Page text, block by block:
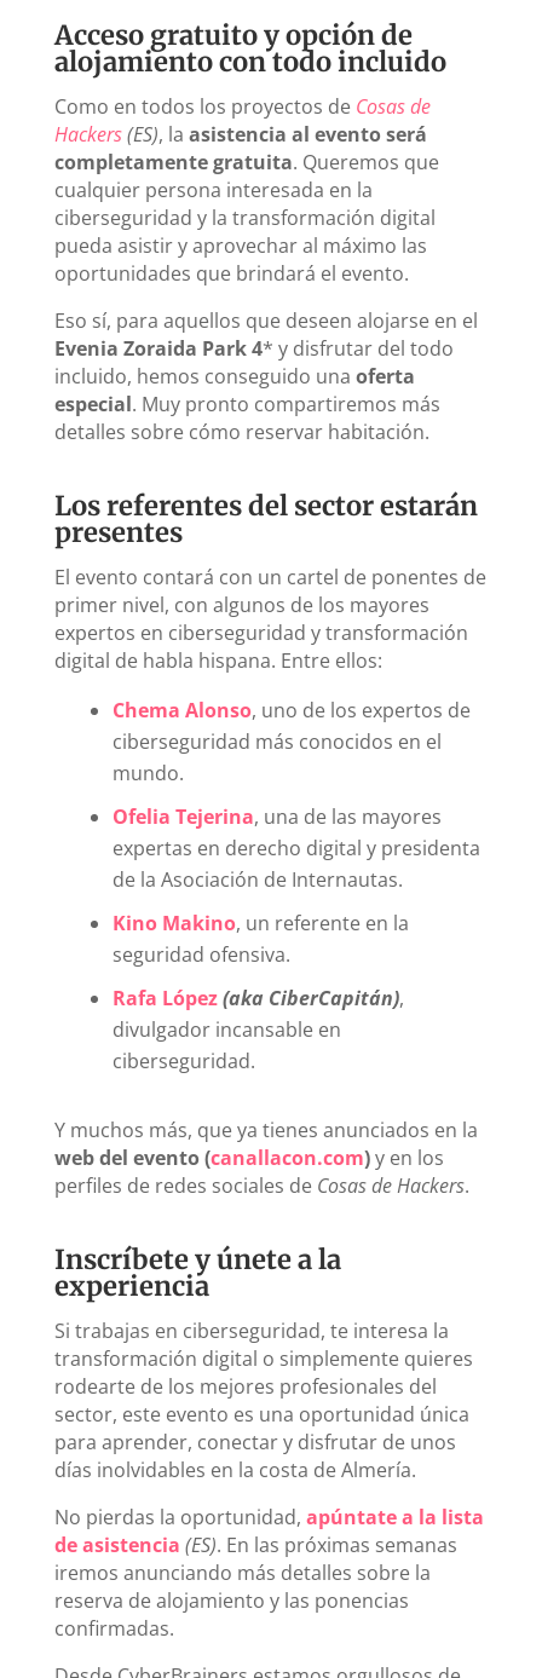
Acceso gratuito y opción de
alojamiento con todo incluido
Como en todos los proyectos de Cosas de
Hackers(ES), la asistencia al evento será
completamente gratuita. Queremos que
cualquier persona interesada en la
ciberseguridad y la transformación digital
pueda asistir y aprovechar al máximo las
oportunidades que brindará el evento.
Eso sí, para aquellos que deseen alojarse en el
Evenia Zoraida Park 4* y disfrutar del todo
incluido, hemos conseguido una oferta
especial. Muy pronto compartiremos más
detalles sobre cómo reservar habitación.
Los referentes del sector estarán
presentes
El evento contará con un cartel de ponentes de
primer nivel, con algunos de los mayores
expertos en ciberseguridad y transformación
digital de habla hispana. Entre ellos:
Chema Alonso, uno de los expertos de
ciberseguridad más conocidos en el
mundo.
Ofelia Tejerina, una de las mayores
expertas en derecho digital y presidenta
de la Asociación de Internautas.
Kino Makino, un referente en la
seguridad ofensiva.
Rafa López(aka CiberCapitán),
divulgador incansable en
ciberseguridad.
Y muchos más, que ya tienes anunciados en la
web del evento (canallacon.com)y en los
perfiles de redes sociales de Cosas de Hackers.
Inscríbete y únete a la
experiencia
Si trabajas en ciberseguridad, te interesa la
transformación digital o simplemente quieres
rodearte de los mejores profesionales del
sector, este evento es una oportunidad única
para aprender, conectar y disfrutar de unos
días inolvidables en la costa de Almería.
No pierdas la oportunidad, apúntate a la lista
de asistencia (ES). En las próximas semanas
iremos anunciando más detalles sobre la
reserva de alojamiento y las ponencias
confirmadas.